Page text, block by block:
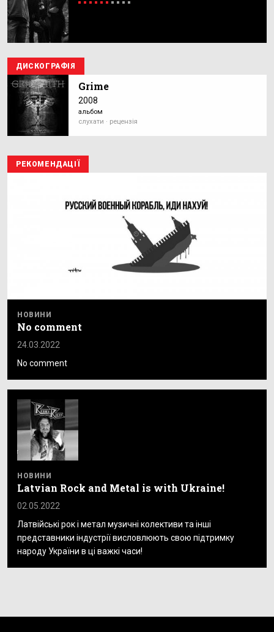
ДИСКОГРАФІЯ
Grime
2008
альбом
слухати · рецензія
РЕКОМЕНДАЦІЇ
НОВИНИ
No comment
24.03.2022
No comment
НОВИНИ
Latvian Rock and Metal is with Ukraine!
02.05.2022
Латвійські рок і метал музичні колективи та інші
представники індустрії висловлюють свою підтримку
народу України в ці важкі часи!